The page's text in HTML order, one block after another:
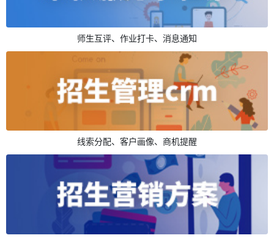
师生互评、作业打卡、消息通知
线索分配、客户画像、商机提醒